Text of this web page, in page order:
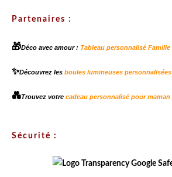
Partenaires :
🎁Déco avec amour : Tableau personnalisé Famille
✨Découvrez les boules lumineuses personnalisées
💑Trouvez votre cadeau personnalisé pour maman
Sécurité :